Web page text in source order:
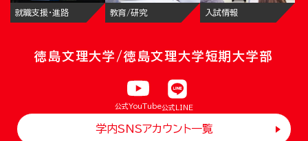
就職支援・進路 教育/研究 入試情報
徳島文理大学/徳島文理大学短期大学部
公式YouTube公式LINE
学内SNSアカウント一覧